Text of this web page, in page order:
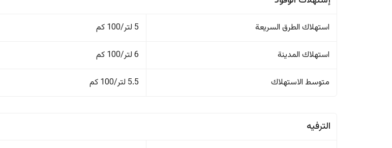
استهلاك الطرق السريعة 5 لتر/100 كم
استهلاك المدينة 6 لتر/100 كم
متوسط الاستهلاك 5.5 لتر/100 كم
الترفيه